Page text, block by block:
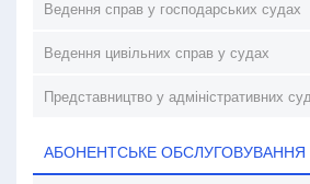
Ведення справ у господарських судах
Ведення цивільних справ у судах
Представництво у адміністративних
АБОНЕНТСЬКЕ ОБСЛУГОВУВАННЯ